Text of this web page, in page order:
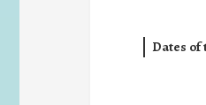
Dates of